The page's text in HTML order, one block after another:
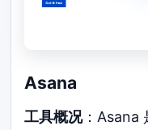
Asana
工具概况：Asana